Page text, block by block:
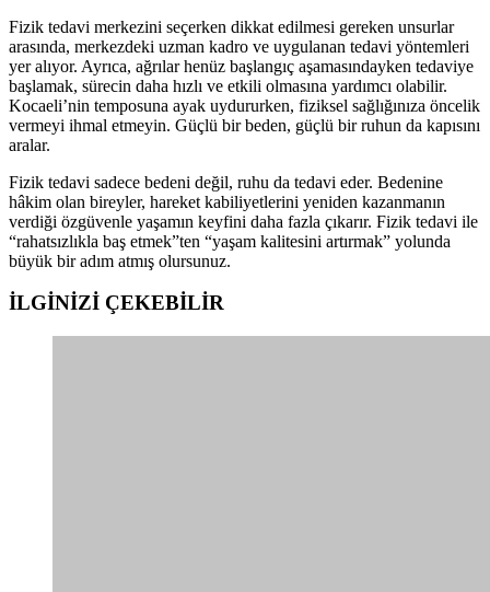
Fizik tedavi merkezini seçerken dikkat edilmesi gereken unsurlar
arasında, merkezdeki uzman kadro ve uygulanan tedavi yöntemleri
yer alıyor. Ayrıca, ağrılar henüz başlangıç aşamasındayken tedaviye
başlamak, sürecin daha hızlı ve etkili olmasına yardımcı olabilir.
Kocaeli’nin temposuna ayak uydururken, fiziksel sağlığınıza öncelik
vermeyi ihmal etmeyin. Güçlü bir beden, güçlü bir ruhun da kapısını
aralar.
Fizik tedavi sadece bedeni değil, ruhu da tedavi eder. Bedenine
hâkim olan bireyler, hareket kabiliyetlerini yeniden kazanmanın
verdiği özgüvenle yaşamın keyfini daha fazla çıkarır. Fizik tedavi ile
“rahatsızlıkla baş etmek”ten “yaşam kalitesini artırmak” yolunda
büyük bir adım atmış olursunuz.
İLGİNİZİ ÇEKEBİLİR